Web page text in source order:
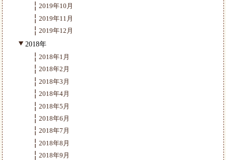
2019年10月
2019年11月
2019年12月
2018年
2018年1月
2018年2月
2018年3月
2018年4月
2018年5月
2018年6月
2018年7月
2018年8月
2018年9月